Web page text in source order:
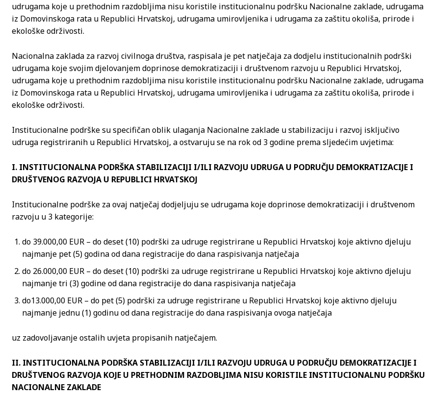
udrugama koje u prethodnim razdobljima nisu koristile institucionalnu podršku Nacionalne zaklade, udrugama
iz Domovinskoga rata u Republici Hrvatskoj, udrugama umirovljenika i udrugama za zaštitu okoliša, prirode i
ekološke održivosti.
Nacionalna zaklada za razvoj civilnoga društva, raspisala je pet natječaja za dodjelu institucionalnih podrški
udrugama koje svojim djelovanjem doprinose demokratizaciji i društvenom razvoju u Republici Hrvatskoj,
udrugama koje u prethodnim razdobljima nisu koristile institucionalnu podršku Nacionalne zaklade, udrugama
iz Domovinskoga rata u Republici Hrvatskoj, udrugama umirovljenika i udrugama za zaštitu okoliša, prirode i
ekološke održivosti.
Institucionalne podrške su specifičan oblik ulaganja Nacionalne zaklade u stabilizaciju i razvoj isključivo
udruga registriranih u Republici Hrvatskoj, a ostvaruju se na rok od 3 godine prema sljedećim uvjetima:
I. INSTITUCIONALNA PODRŠKA STABILIZACIJI I/ILI RAZVOJU UDRUGA U PODRUČJU DEMOKRATIZACIJE I
DRUŠTVENOG RAZVOJA U REPUBLICI HRVATSKOJ
Institucionalne podrške za ovaj natječaj dodjeljuju se udrugama koje doprinose demokratizaciji i društvenom
razvoju u 3 kategorije:
do 39.000,00 EUR – do deset (10) podrški za udruge registrirane u Republici Hrvatskoj koje aktivno djeluju
najmanje pet (5) godina od dana registracije do dana raspisivanja natječaja
do 26.000,00 EUR – do deset (10) podrški za udruge registrirane u Republici Hrvatskoj koje aktivno djeluju
najmanje tri (3) godine od dana registracije do dana raspisivanja natječaja
do13.000,00 EUR – do pet (5) podrški za udruge registrirane u Republici Hrvatskoj koje aktivno djeluju
najmanje jednu (1) godinu od dana registracije do dana raspisivanja ovoga natječaja
uz zadovoljavanje ostalih uvjeta propisanih natječajem.
II. INSTITUCIONALNA PODRŠKA STABILIZACIJI I/ILI RAZVOJU UDRUGA U PODRUČJU DEMOKRATIZACIJE I
DRUŠTVENOG RAZVOJA KOJE U PRETHODNIM RAZDOBLJIMA NISU KORISTILE INSTITUCIONALNU PODRŠKU
NACIONALNE ZAKLADE